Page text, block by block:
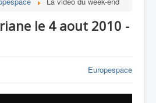
le 4 aout 2010 -
Europespace